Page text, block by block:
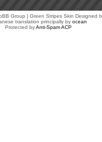
Group | Green Stripes Skin Designed
translation principally by ocean
Protected byAnti-Spam ACP